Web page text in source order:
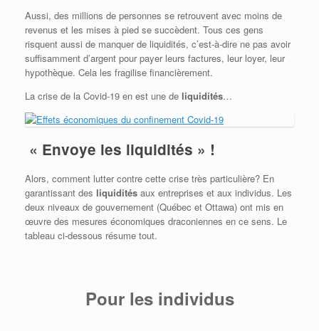
Aussi, des millions de personnes se retrouvent avec moins de
revenus et les mises à pied se succèdent. Tous ces gens
risquent aussi de manquer de liquidités, c’est-à-dire ne pas avoir
suffisamment d’argent pour payer leurs factures, leur loyer, leur
hypothèque. Cela les fragilise financièrement.
La crise de la Covid-19 en est une de liquidités…
« Envoye les liquidités » !
Alors, comment lutter contre cette crise très particulière? En
garantissant des liquidités aux entreprises et aux individus. Les
deux niveaux de gouvernement (Québec et Ottawa) ont mis en
œuvre des mesures économiques draconiennes en ce sens. Le
tableau ci-dessous résume tout.
Pour les individus